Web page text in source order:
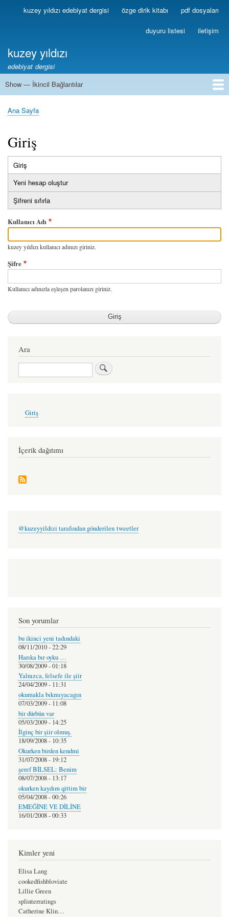
Ana
içeriğe
Birincilkuzey yıldızı edebiyat dergisi özge dirik kitabı pdf dosyaları
duyuru listesi iletişim
kuzey yıldızı
edebiyat dergisi
İkincil
Show — İkincil Bağlantılar
1
2
3
4
5
6
7
8
9
10
11
12
13
Sayfa
Ana Sayfa
Giriş
Birincil
sekmeler
Giriş
sekme)
Yeni hesap oluştur
Şifreni sıfırla
Kullanıcı Adı
kuzey yıldızı kullanıcı adınızı giriniz.
Şifre
Kullanıcı adınızla eşleşen parolanızı giriniz.
Ara
Ara
account
Giriş
İçerik dağıtımı
@kuzeyyildizi tarafından gönderilen tweetler
Son yorumlar
bu ikinci yeni tadındaki
08/11/2010 - 22:29
Harıka bır oyku …
30/08/2009 - 01:18
Yalnızca, felsefe ile şiir
24/04/2009 - 11:31
okumakla bıkmıyacagın
07/03/2009 - 11:08
bir dürbün var
05/03/2009 - 14:25
İlginç bir şiir olmuş.
18/09/2008 - 10:35
Okurken birden kendmi
31/07/2008 - 19:12
şeref BİLSEL: Benim
08/07/2008 - 13:17
okurken kaydım qittim bir
05/04/2008 - 00:26
EMEĞİNE VE DİLİNE
16/01/2008 - 00:33
Kimler yeni
Elisa Lang
cookedfishbloviate
Lillie Green
splinterratings
Catherine Klin…